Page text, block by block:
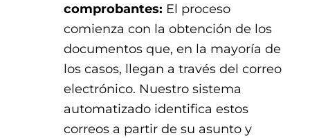
comprobantes: El proceso
comienza con la obtención de los
documentos que, en la mayoría de
los casos, llegan a través del correo
electrónico. Nuestro sistema
automatizado identifica estos
correos a partir de su asunto y